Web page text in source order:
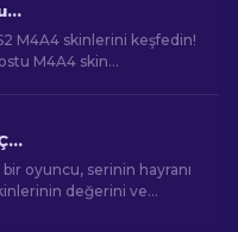
CS2'da En İyi Uygun Fiyatlı M4A4 Skinleri [2026]
M4A4 skinlerini keşfedin!
M4A4 skin
CSGO'nun En İlgi Çekici M4A1-S Skinleri
oyuncu, serinin hayranı
değerini ve